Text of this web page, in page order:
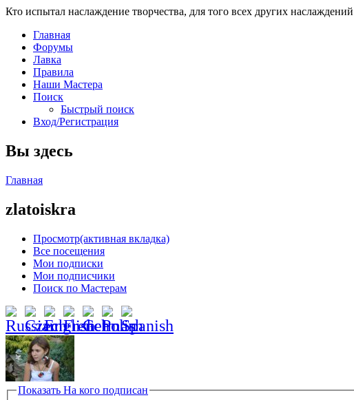
Кто испытал наслаждение творчества, для того всех других
Главная
Форумы
Лавка
Правила
Наши Мастера
Поиск
Быстрый поиск
Вход/Регистрация
Вы здесь
Главная
zlatoiskra
Просмотр(активная вкладка)
Все посещения
Мои подписки
Мои подписчики
Поиск по Мастерам
Показать На кого подписан